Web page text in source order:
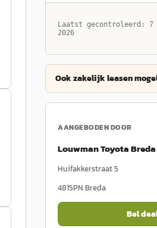
Laatst gecontroleerd: 7
2026
Ook zakelijk leasen
AANGEBODEN DOOR
Louwman Toyota Breda
Huifakkerstraat 5
4815PN Breda
Bel